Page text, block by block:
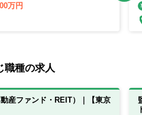
万円
職種の求人
産ファンド・REIT）｜【東京